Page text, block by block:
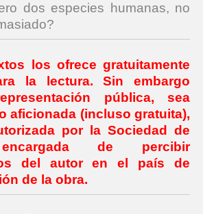
dos especies humanas, no
los ofrece gratuitamente
la lectura.Sin embargo
pública, sea
aficionada (incluso gratuita),
por la Sociedad de
encargada de percibir
del autoren el país de
de la obra.